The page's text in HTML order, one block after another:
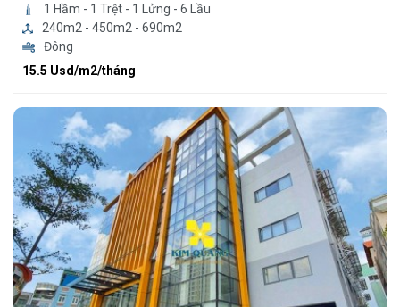
1 Hầm - 1 Trệt - 1 Lửng - 6 Lầu
240m2 - 450m2 - 690m2
Đông
15.5 Usd/m2/tháng